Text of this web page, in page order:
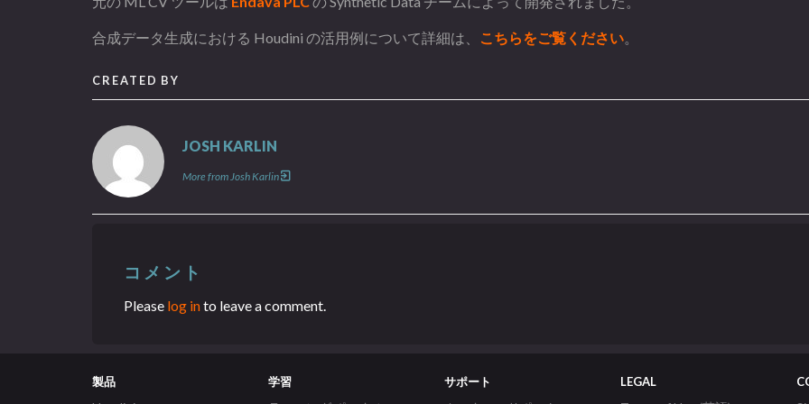
合成データ生成における Houdini の活用例について詳細は、 こちらをご覧ください。
CREATED BY
JOSH KARLIN
More from Josh Karlin
コメント
Please log into leave a comment.
製品 学習 サポート LEGAL